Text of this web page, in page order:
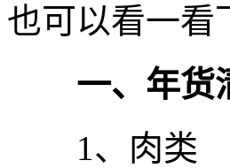
也可以看一看
一、年货
1、肉类